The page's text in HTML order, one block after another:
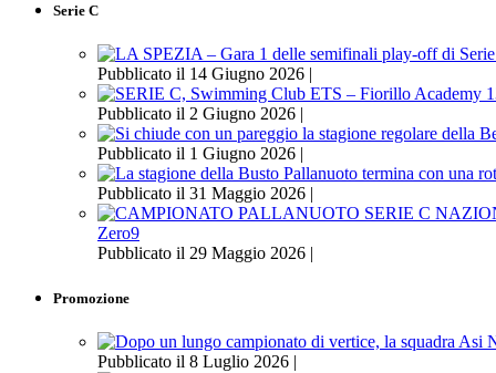
Serie C
Pubblicato il 14 Giugno 2026 |
Pubblicato il 2 Giugno 2026 |
Pubblicato il 1 Giugno 2026 |
Pubblicato il 31 Maggio 2026 |
Zero9
Pubblicato il 29 Maggio 2026 |
Promozione
Pubblicato il 8 Luglio 2026 |